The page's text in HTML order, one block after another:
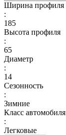
Ширина профиля
:
185
Высота профиля
:
65
Диаметр
:
14
Сезонность
:
Зимние
Класс автомобиля
:
Легковые